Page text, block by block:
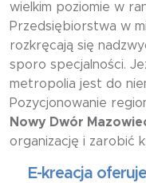
wielkim poziomie w
Przedsiębiorstwa w
rozkręcają się
sporo specjalności.
metropolia jest do
Pozycjonowanie
Nowy Dwór
organizację i zarobić
kreacja oferuje